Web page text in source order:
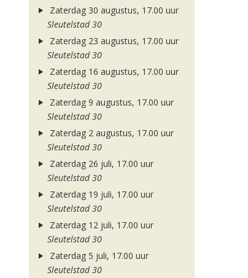
Zaterdag 30 augustus, 17.00 uur
Sleutelstad 30
Zaterdag 23 augustus, 17.00 uur
Sleutelstad 30
Zaterdag 16 augustus, 17.00 uur
Sleutelstad 30
Zaterdag 9 augustus, 17.00 uur
Sleutelstad 30
Zaterdag 2 augustus, 17.00 uur
Sleutelstad 30
Zaterdag 26 juli, 17.00 uur
Sleutelstad 30
Zaterdag 19 juli, 17.00 uur
Sleutelstad 30
Zaterdag 12 juli, 17.00 uur
Sleutelstad 30
Zaterdag 5 juli, 17.00 uur
Sleutelstad 30